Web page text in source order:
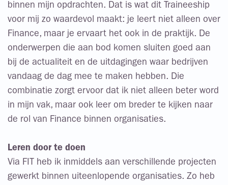
binnen mijn opdrachten. Dat is wat dit Traineeship
voor mij zo waardevol maakt: je leert niet alleen over
Finance, maar je ervaart het ook in de praktijk. De
onderwerpen die aan bod komen sluiten goed aan
bij de actualiteit en de uitdagingen waar bedrijven
vandaag de dag mee te maken hebben. Die
combinatie zorgt ervoor dat ik niet alleen beter word
in mijn vak, maar ook leer om breder te kijken naar
de rol van Finance binnen organisaties.
Leren door te doen
Via FIT heb ik inmiddels aan verschillende projecten
gewerkt binnen uiteenlopende organisaties. Zo heb